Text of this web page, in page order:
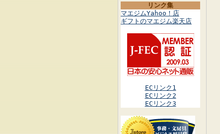
リンク集
マエジムYahoo！店
ギフトのマエジム楽天店
ECリンク1
ECリンク2
ECリンク3